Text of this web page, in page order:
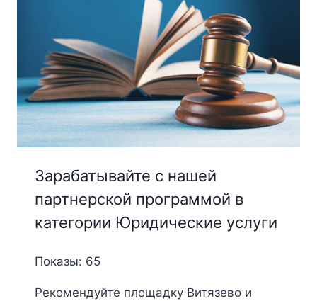
Зарабатывайте с нашей
партнерской программой в
категории Юридические услуги
Показы: 65
Рекомендуйте площадку Витязево и